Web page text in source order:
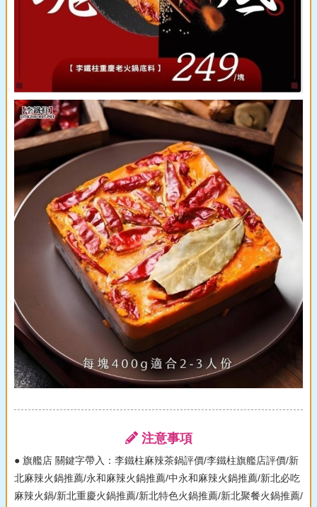
注意事項
● 旗艦店 關鍵字帶入：李鐵柱麻辣茶鍋評價/李鐵柱旗艦店評價/新
北麻辣火鍋推薦/永和麻辣火鍋推薦/中永和麻辣火鍋推薦/新北必吃
麻辣火鍋/新北重慶火鍋推薦/新北特色火鍋推薦/新北聚餐火鍋推薦/